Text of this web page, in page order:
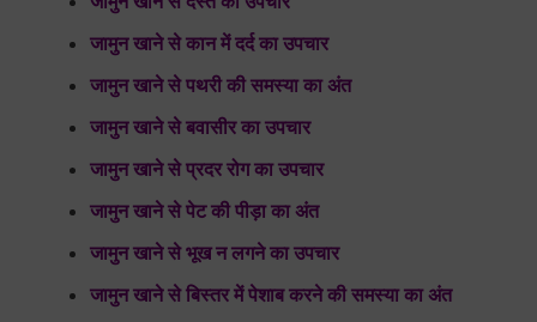
जामुन खाने से कान में दर्द का उपचार
जामुन खाने से पथरी की समस्या का अंत
जामुन खाने से बवासीर का उपचार
जामुन खाने से प्रदर रोग का उपचार
जामुन खाने से पेट की पीड़ा का अंत
जामुन खाने से भूख न लगने का उपचार
जामुन खाने से बिस्तर में पेशाब करने की समस्या का अंत